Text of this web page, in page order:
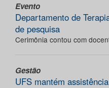
Evento
Departamento de
de pesquisa
Cerimônia contou com
Gestão
UFS mantém